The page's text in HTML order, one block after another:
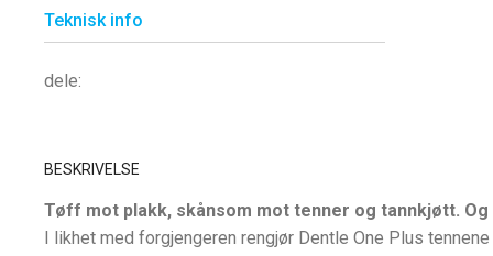
Teknisk info
dele:
BESKRIVELSE
Tøff mot plakk, skånsom mot tenner og tannkjøtt.
I likhet med forgjengeren rengjør Dentle One Plus